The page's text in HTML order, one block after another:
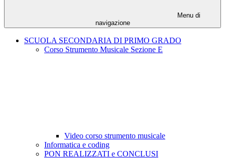
Menu di
navigazione
SCUOLA SECONDARIA DI PRIMO GRADO
Corso Strumento Musicale Sezione E
Video corso strumento musicale
Informatica e coding
PON REALIZZATI e CONCLUSI